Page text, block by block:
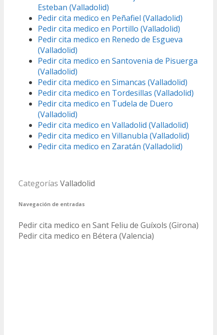
Esteban (Valladolid)
Pedir cita medico en Peñafiel (Valladolid)
Pedir cita medico en Portillo (Valladolid)
Pedir cita medico en Renedo de Esgueva
(Valladolid)
Pedir cita medico en Santovenia de Pisuerga
(Valladolid)
Pedir cita medico en Simancas (Valladolid)
Pedir cita medico en Tordesillas (Valladolid)
Pedir cita medico en Tudela de Duero
(Valladolid)
Pedir cita medico en Valladolid (Valladolid)
Pedir cita medico en Villanubla (Valladolid)
Pedir cita medico en Zaratán (Valladolid)
Categorías Valladolid
Navegación de entradas
Pedir cita medico en Sant Feliu de Guíxols (Girona)
Pedir cita medico en Bétera (Valencia)